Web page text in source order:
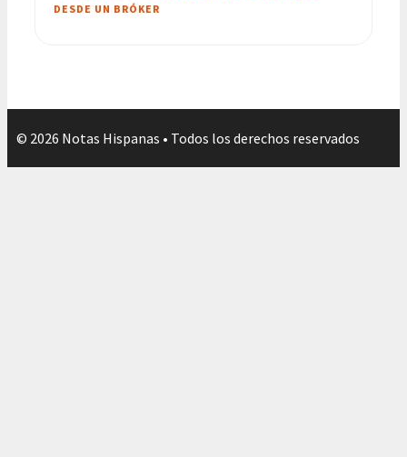
DESDE UN BRÓKER
© 2026 Notas Hispanas • Todos los derechos reservados